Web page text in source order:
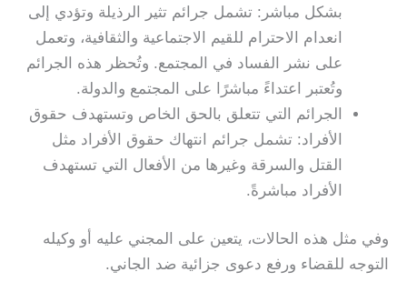
بشكل مباشر: تشمل جرائم تثير الرذيلة وتؤدي إلى
انعدام الاحترام للقيم الاجتماعية والثقافية، وتعمل
على نشر الفساد في المجتمع. وتُحظر هذه الجرائم
وتُعتبر اعتداءً مباشرًا على المجتمع والدولة.
الجرائم التي تتعلق بالحق الخاص وتستهدف حقوق
الأفراد: تشمل جرائم انتهاك حقوق الأفراد مثل
القتل والسرقة وغيرها من الأفعال التي تستهدف
الأفراد مباشرةً.
وفي مثل هذه الحالات، يتعين على المجني عليه أو وكيله
التوجه للقضاء ورفع دعوى جزائية ضد الجاني.